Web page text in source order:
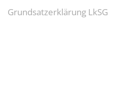
Grundsatzerklärung LkSG